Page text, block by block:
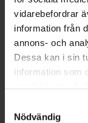
vidarebefordrar
information från
annons- och
Dessa kan i sin
information som
samlat in när du
återkalla ditt
Nödvändig
och
döda
perfekta
hälsosam
Jämförpris
EAN: